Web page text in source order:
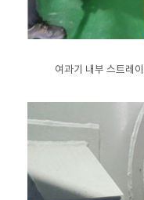
여과기 내부 스트레